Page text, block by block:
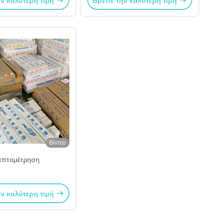
πλαστικοποίησης
Βίντεο
καλύτερη τιμή